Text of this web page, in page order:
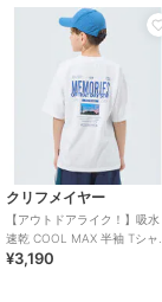
クリフメイヤー
【アウトドアライク！】吸水
速乾 COOL MAX 半袖 Tシャツ
120cm～170cm
¥3,190